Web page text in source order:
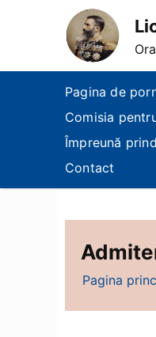
Pagina de
Comisia
Împreună
Contact
Pagina